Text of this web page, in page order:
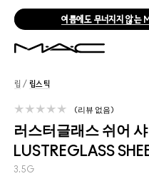
메이크업 제품
립 / 립스틱
러스터글래스 쉬어
LUSTREGLASS
3.5G
리뷰 없음